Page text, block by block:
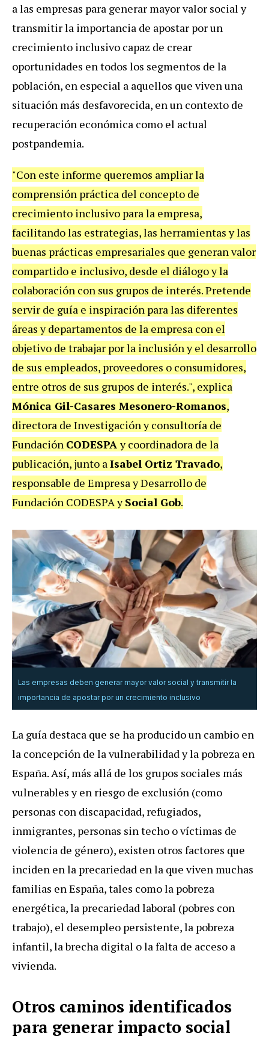
a las empresas para generar mayor valor social y
transmitir la importancia de apostar por un
crecimiento inclusivo capaz de crear
oportunidades en todos los segmentos de la
población, en especial a aquellos que viven una
situación más desfavorecida, en un contexto de
recuperación económica como el actual
postpandemia.
"Con este informe queremos ampliar la
comprensión práctica del concepto de
crecimiento inclusivo para la empresa,
facilitando las estrategias, las herramientas y las
buenas prácticas empresariales que generan valor
compartido e inclusivo, desde el diálogo y la
colaboración con sus grupos de interés. Pretende
servir de guía e inspiración para las diferentes
áreas y departamentos de la empresa con el
objetivo de trabajar por la inclusión y el desarrollo
de sus empleados, proveedores o consumidores,
entre otros de sus grupos de interés.", explica
Mónica Gil-Casares Mesonero-Romanos,
directora de Investigación y consultoría de
Fundación CODESPAy coordinadora de la
publicación, junto aIsabel Ortiz Travado,
responsable de Empresa y Desarrollo de
Fundación CODESPA ySocial Gob.
Las empresas deben generar mayor valor social y transmitir la
importancia de apostar por un crecimiento inclusivo
La guía destaca que se ha producido un cambio en
la concepción de la vulnerabilidad y la pobreza en
España. Así, más allá de los grupos sociales más
vulnerables y en riesgo de exclusión (como
personas con discapacidad, refugiados,
inmigrantes, personas sin techo o víctimas de
violencia de género), existen otros factores que
inciden en la precariedad en la que viven muchas
familias en España, tales como la pobreza
energética, la precariedad laboral (pobres con
trabajo), el desempleo persistente, la pobreza
infantil, la brecha digital o la falta de acceso a
vivienda.
Otros caminos identificados
para generar impacto social